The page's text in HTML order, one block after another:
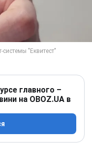
главного –
на OBOZ.UA в